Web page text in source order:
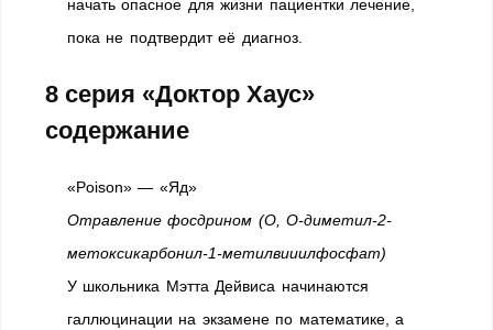
начать опасное для жизни пациентки лечение,
пока не подтвердит её диагноз.
8 серия «Доктор Хаус»
содержание
«Poison» — «Яд»
Отравление фосдрином (О, О-диметил-2-
метоксикарбонил-1-метилвииилфосфат)
У школьника Мэтта Дейвиса начинаются
галлюцинации на экзамене по математике, а